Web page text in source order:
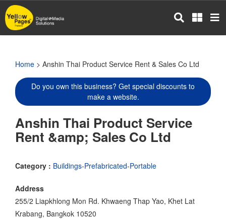
Skip
to
main
Home > Anshin Thai Product Service Rent & Sales Co Ltd
Do you own this business? Get special discounts to
make a website.
Anshin Thai Product Service
Rent &amp; Sales Co Ltd
Category : Buildings-Prefabricated-Portable
Address
255/2 Liapkhlong Mon Rd. Khwaeng Thap Yao, Khet Lat
Krabang, Bangkok 10520